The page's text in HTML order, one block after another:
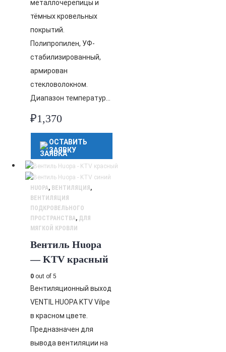
металлочерепицы и
тёмных кровельных
покрытий.
Полипропилен, УФ-
стабилизированный,
армирован
стекловолокном.
Диапазон температур…
₽1,370
ОСТАВИТЬ
ЗАЯВКУ
HUOPA, ВЕНТИЛЯЦИЯ ,
ВЕНТИЛЯЦИЯ
ПОДКРОВЕЛЬНОГО
ПРОСТРАНСТВА, ДЛЯ
МЯГКОЙ КРОВЛИ
Вентиль Huopa
— KTV красный
0 out of 5
Вентиляционный выход
VENTIL HUOPA KTV Vilpe
в красном цвете.
Предназначен для
вывода вентиляции на